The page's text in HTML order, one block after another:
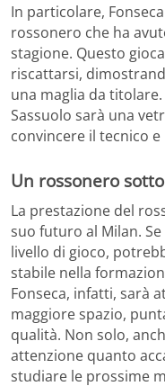
In particolare,
rossonero che ha
stagione. Questo
riscattarsi,
una maglia da
Sassuolo sarà una
convincere il tecnico
Un rossonero
La prestazione del
suo futuro al Milan.
livello di gioco,
stabile nella
Fonseca, infatti, sarà
maggiore spazio,
qualità. Non solo,
attenzione quanto
studiare le prossime